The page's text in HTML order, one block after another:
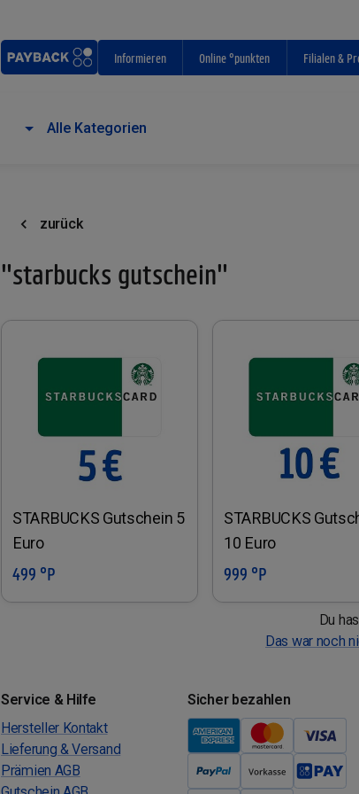
Informieren Online °punkten Filialen &
Alle Kategorien
zurück
"starbucks gutschein"
STARBUCKS Gutschein 5
Euro
499 °P
STARBUCKS
10 Euro
999 °P
Du
Das war noch
Service & Hilfe
Hersteller Kontakt
Lieferung & Versand
Prämien AGB
Sicher bezahlen